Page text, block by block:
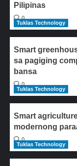
Pilipinas
0
Tuklas Technology
Smart
sa pagiging
bansa
0
Tuklas Technology
Smart
modernong
0
Tuklas Technology